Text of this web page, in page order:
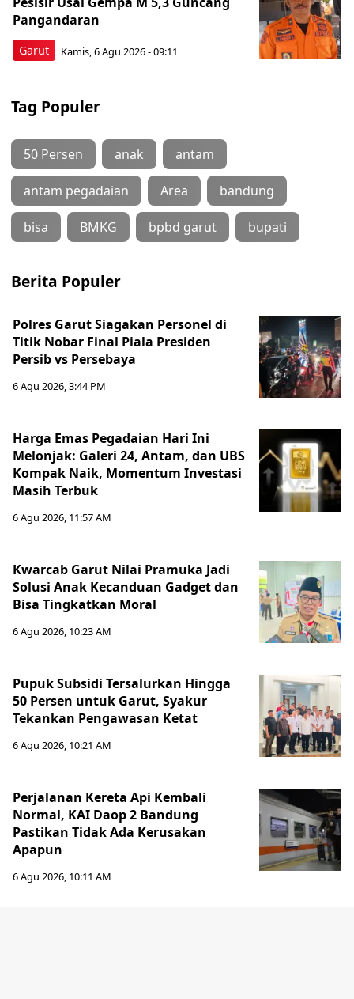
Garut
Pangandaran
Kamis, 6 Agu 2026 - 09:11
Tag Populer
50 Persen anak antam
antam pegadaian Area bandung
bisa BMKG bpbd garut bupati
Berita Populer
Polres Garut Siagakan Personel di
Titik Nobar Final Piala Presiden
Persib vs Persebaya
6 Agu 2026, 3:44 PM
Harga Emas Pegadaian Hari Ini
Melonjak: Galeri 24, Antam, dan UBS
Kompak Naik, Momentum Investasi
Masih Terbuk
6 Agu 2026, 11:57 AM
Kwarcab Garut Nilai Pramuka Jadi
Solusi Anak Kecanduan Gadget dan
Bisa Tingkatkan Moral
6 Agu 2026, 10:23 AM
Pupuk Subsidi Tersalurkan Hingga
50 Persen untuk Garut, Syakur
Tekankan Pengawasan Ketat
6 Agu 2026, 10:21 AM
Perjalanan Kereta Api Kembali
Normal, KAI Daop 2 Bandung
Pastikan Tidak Ada Kerusakan
Apapun
6 Agu 2026, 10:11 AM